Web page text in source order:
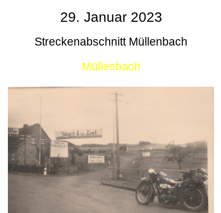
29. Januar 2023
Streckenabschnitt Müllenbach
Müllenbach